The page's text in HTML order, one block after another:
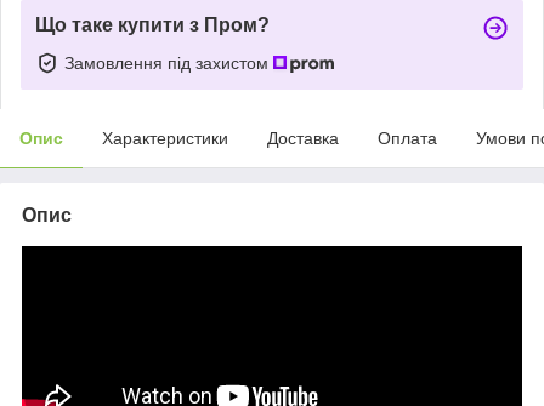
Що таке купити з Пром?
Замовлення під захистом
Опис Характеристики Доставка Оплата Умови
Опис